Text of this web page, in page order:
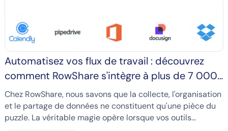
Automatisez vos flux de travail : découvrez
comment RowShare s'intègre à plus de 7 000
applications
Chez RowShare, nous savons que la collecte, l'organisation
et le partage de données ne constituent qu'une pièce du
puzzle. La véritable magie opère lorsque vos outils